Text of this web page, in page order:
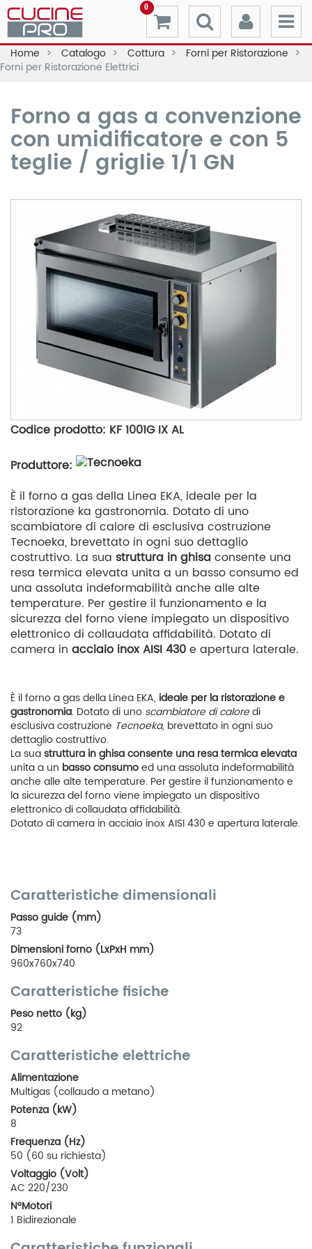
0
Home Catalogo Cottura
Forni per Ristorazione
Forni per Ristorazione Elettrici
Forno a gas a convenzione
con umidificatore e con 5
teglie / griglie 1/1 GN
Codice prodotto: KF 1001G IX AL
Produttore:
È il forno a gas della Linea EKA, ideale per la
ristorazione ka gastronomia. Dotato di uno
scambiatore di calore di esclusiva costruzione
Tecnoeka, brevettato in ogni suo dettaglio
costruttivo. La sua struttura in ghisaconsente una
resa termica elevata unita a un basso consumo ed
una assoluta indeformabilità anche alle alte
temperature. Per gestire il funzionamento e la
sicurezza del forno viene impiegato un dispositivo
elettronico di collaudata affidabilità. Dotato di
camera in acciaio inox AISI 430e apertura laterale.
È il forno a gas della Linea EKA, ideale per la ristorazione e
gastronomia. Dotato di uno scambiatore di caloredi
esclusiva costruzione Tecnoeka, brevettato in ogni suo
dettaglio costruttivo.
La suastruttura in ghisa consente una resa termica elevata
unita a un basso consumoed una assoluta indeformabilità
anche alle alte temperature. Per gestire il funzionamento e
la sicurezza del forno viene impiegato un dispositivo
elettronico di collaudata affidabilità.
Dotato di camera in acciaio inox AISI 430 e apertura laterale.
Caratteristiche dimensionali
Passo guide (mm)
73
Dimensioni forno (LxPxH mm)
960x760x740
Caratteristiche fisiche
Peso netto (kg)
92
Caratteristiche elettriche
Alimentazione
Multigas (collaudo a metano)
Potenza (kW)
8
Frequenza (Hz)
50 (60 su richiesta)
Voltaggio (Volt)
AC 220/230
N°Motori
1 Bidirezionale